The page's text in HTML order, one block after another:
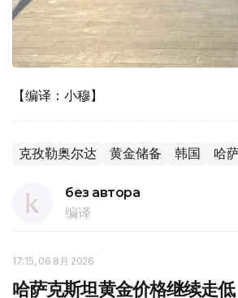
【编译：小穆】
克孜勒奥尔达 黄金储备 韩国 哈
без автора
编译
17:15, 06 8月 2026
哈萨克斯坦黄金价格继续走低